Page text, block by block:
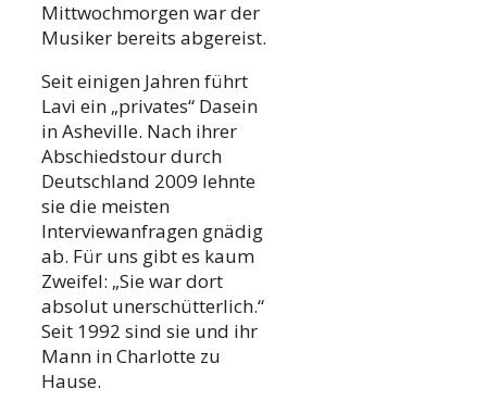
Mittwochmorgen war der
Musiker bereits abgereist.
Seit einigen Jahren führt
Lavi ein „privates“ Dasein
in Asheville. Nach ihrer
Abschiedstour durch
Deutschland 2009 lehnte
sie die meisten
Interviewanfragen gnädig
ab. Für uns gibt es kaum
Zweifel: „Sie war dort
absolut unerschütterlich.“
Seit 1992 sind sie und ihr
Mann in Charlotte zu
Hause.